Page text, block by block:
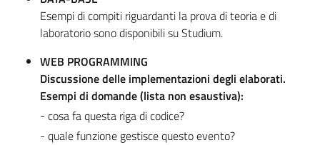
Esempi di compiti riguardanti la prova di teoria e di
laboratorio sono disponibili su Studium.
WEB PROGRAMMING
Discussione delle implementazioni degli elaborati.
Esempi di domande (lista non esaustiva):
- cosa fa questa riga di codice?
- quale funzione gestisce questo evento?